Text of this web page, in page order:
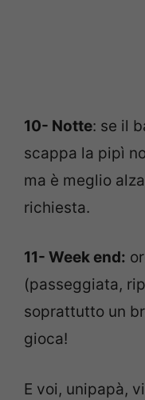
10- Notte: se il
scappa la pipì
ma è meglio
richiesta.
11- Week end:
(passeggiata,
soprattutto un
gioca!
E voi, unipapà,